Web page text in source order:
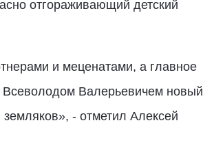
отгораживающий детский
и меценатами, а главное
Валерьевичем новый
- отметил Алексей